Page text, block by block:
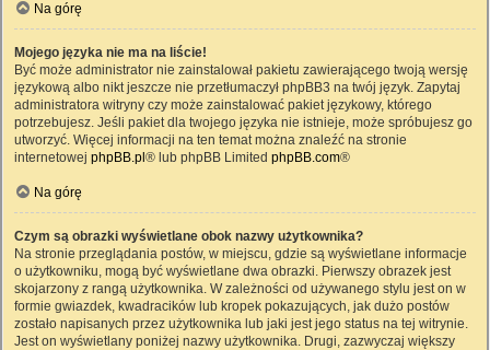
Na górę
Mojego języka nie ma na liście!
Być może administrator nie zainstalował pakietu zawierającego twoją wersję
językową albo nikt jeszcze nie przetłumaczył phpBB3 na twój język. Zapytaj
administratora witryny czy może zainstalować pakiet językowy, którego
potrzebujesz. Jeśli pakiet dla twojego języka nie istnieje, może spróbujesz go
utworzyć. Więcej informacji na ten temat można znaleźć na stronie
internetowej phpBB.pl ® lub phpBB Limited phpBB.com®
Na górę
Czym są obrazki wyświetlane obok nazwy użytkownika?
Na stronie przeglądania postów, w miejscu, gdzie są wyświetlane informacje
o użytkowniku, mogą być wyświetlane dwa obrazki. Pierwszy obrazek jest
skojarzony z rangą użytkownika. W zależności od używanego stylu jest on w
formie gwiazdek, kwadracików lub kropek pokazujących, jak dużo postów
zostało napisanych przez użytkownika lub jaki jest jego status na tej witrynie.
Jest on wyświetlany poniżej nazwy użytkownika. Drugi, zazwyczaj większy